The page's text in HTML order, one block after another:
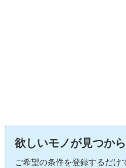
欲しいモノが見つか
ご希望の条件を登録するだけ